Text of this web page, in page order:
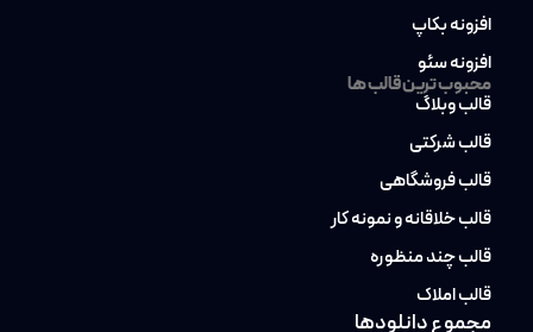
افزونه بکاپ
افزونه سئو
محبوب ترین قالب ها
قالب وبلاگ
قالب شرکتی
قالب فروشگاهی
قالب خلاقانه و نمونه کار
قالب چند منظوره
قالب املاک
مجموع دانلودها